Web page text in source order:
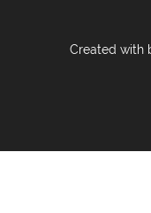
Created with